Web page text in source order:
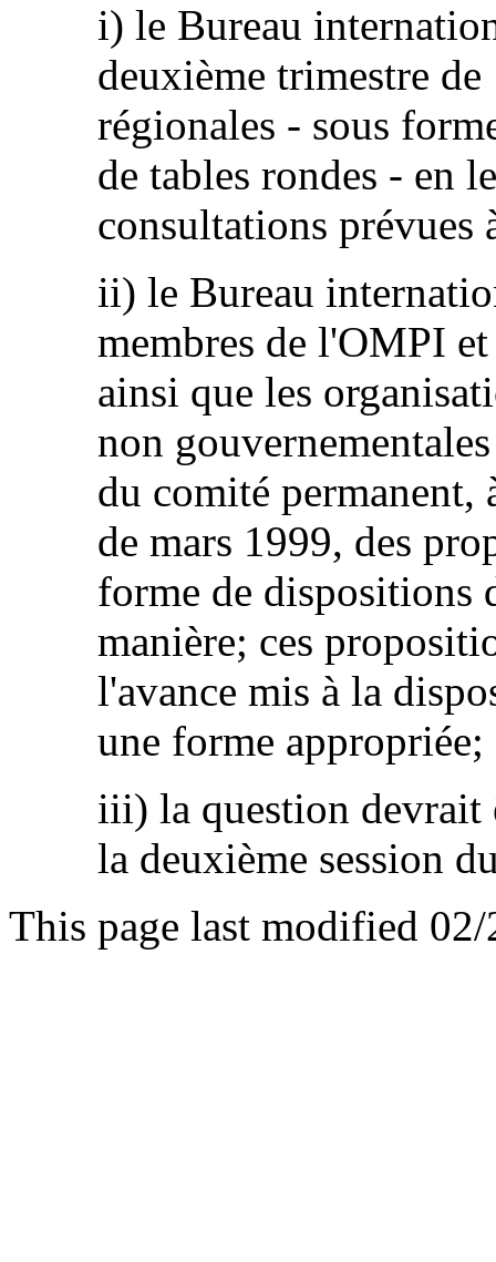
i) le Bureau
deuxième trimestre
régionales - sous
de tables rondes - en
consultations prévues
ii) le Bureau
membres de l'OMPI
ainsi que les
non
du comité permanent,
de mars 1999, des
forme de dispositions
manière; ces
l'avance mis à la
une forme appropriée;
iii) la question devrait
la deuxième session
This page last modified